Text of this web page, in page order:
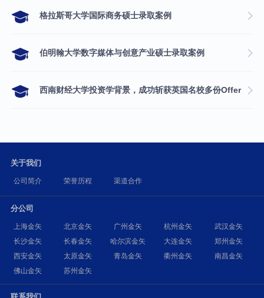
格拉斯哥大学国际商务硕士录取案例
伯明翰大学数字媒体与创意产业硕士录取案例
西南财经大学投资学背景，成功斩获英国名校多份Offer
关于我们
公司简介 荣誉历程 渠道合作
分公司
上海金矢 北京金矢 广州金矢 杭州金矢
武汉金矢
长沙金矢
长春金矢 哈尔滨金矢 大连金矢
郑州金矢
西安金矢
太原金矢 青岛金矢 衢州金矢
南昌金矢
佛山金矢
苏州金矢